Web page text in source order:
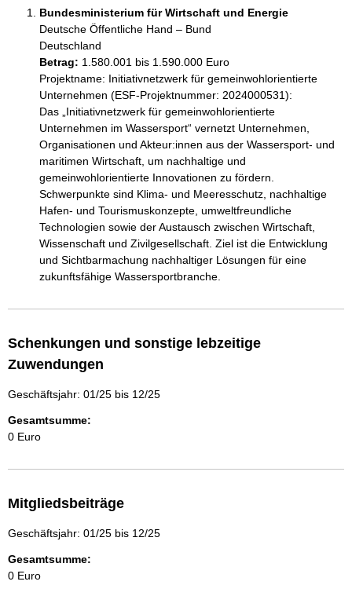
Bundesministerium für Wirtschaft und Energie
Deutsche Öffentliche Hand – Bund
Deutschland
Betrag: 1.580.001 bis 1.590.000 Euro
Projektname: Initiativnetzwerk für gemeinwohlorientierte
Unternehmen (ESF-Projektnummer: 2024000531):
Das „Initiativnetzwerk für gemeinwohlorientierte
Unternehmen im Wassersport“ vernetzt Unternehmen,
Organisationen und Akteur:innen aus der Wassersport- und
maritimen Wirtschaft, um nachhaltige und
gemeinwohlorientierte Innovationen zu fördern.
Schwerpunkte sind Klima- und Meeresschutz, nachhaltige
Hafen- und Tourismuskonzepte, umweltfreundliche
Technologien sowie der Austausch zwischen Wirtschaft,
Wissenschaft und Zivilgesellschaft. Ziel ist die Entwicklung
und Sichtbarmachung nachhaltiger Lösungen für eine
zukunftsfähige Wassersportbranche.
Schenkungen und sonstige lebzeitige
Zuwendungen
Geschäftsjahr: 01/25 bis 12/25
Gesamtsumme:
0 Euro
Mitgliedsbeiträge
Geschäftsjahr: 01/25 bis 12/25
Gesamtsumme:
0 Euro